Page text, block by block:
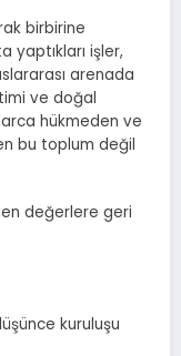
birbirine
yaptıkları işler,
arenada
ve doğal
hükmeden ve
bu toplum değil
değerlere geri
kuruluşu